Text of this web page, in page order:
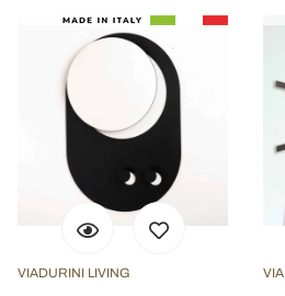
VIADURINI LIVING